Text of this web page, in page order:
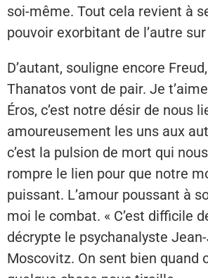
soi-même. Tout cela revient à
pouvoir exorbitant de l’autre
D’autant, souligne encore
Thanatos vont de pair. Je
Éros, c’est notre désir de nous
amoureusement les uns aux
c’est la pulsion de mort qui
rompre le lien pour que notre
puissant. L’amour poussant à
moi le combat. « C’est difficile
décrypte le psychanalyste
Moscovitz. On sent bien quand